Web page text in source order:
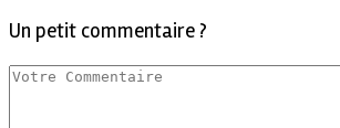
Un petit commentaire ?